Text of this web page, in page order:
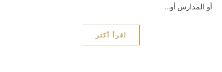
أو المدارس أو…
اقرأ أكثر